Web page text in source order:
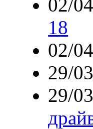
02/
18
02/
29/
29/